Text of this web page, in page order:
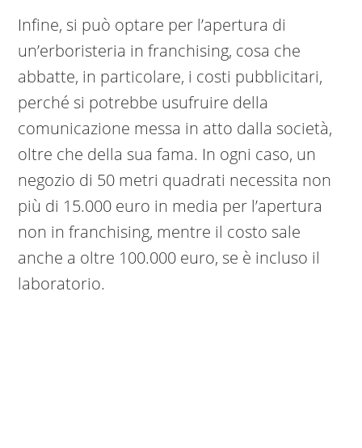
Infine, si può optare per l’apertura di
un’erboristeria in franchising, cosa che
abbatte, in particolare, i costi pubblicitari,
perché si potrebbe usufruire della
comunicazione messa in atto dalla società,
oltre che della sua fama. In ogni caso, un
negozio di 50 metri quadrati necessita non
più di 15.000 euro in media per l’apertura
non in franchising, mentre il costo sale
anche a oltre 100.000 euro, se è incluso il
laboratorio.